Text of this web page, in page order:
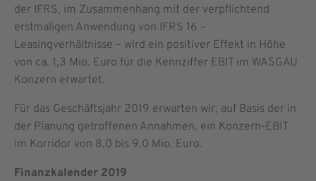
der IFRS, im Zusammenhang mit der verpflichtend
erstmaligen Anwendung von IFRS 16 –
Leasingverhältnisse – wird ein positiver Effekt in Höhe
von ca. 1,3 Mio. Euro für die Kennziffer EBIT im WASGAU
Konzern erwartet.
Für das Geschäftsjahr 2019 erwarten wir, auf Basis der in
der Planung getroffenen Annahmen, ein Konzern-EBIT
im Korridor von 8,0 bis 9,0 Mio. Euro.
Finanzkalender 2019